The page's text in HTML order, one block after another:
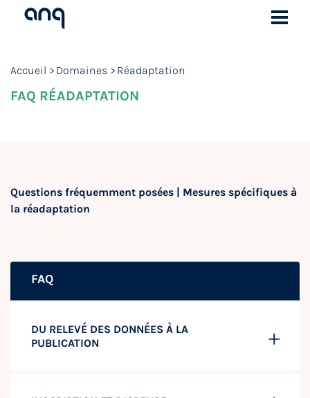
Accueil Domaines Réadaptation
FAQ RÉADAPTATION
Questions fréquemment posées | Mesures spécifiques à
la réadaptation
FAQ
DU RELEVÉ DES DONNÉES À LA
PUBLICATION